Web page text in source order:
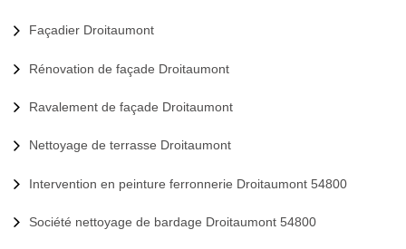
Façadier Droitaumont
Rénovation de façade Droitaumont
Ravalement de façade Droitaumont
Nettoyage de terrasse Droitaumont
Intervention en peinture ferronnerie Droitaumont 54800
Société nettoyage de bardage Droitaumont 54800